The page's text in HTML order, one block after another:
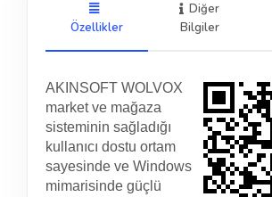
Özellikler
Diğer
Bilgiler
AKINSOFT WOLVOX
market ve mağaza
sisteminin sağladığı
kullanıcı dostu ortam
sayesinde ve Windows
mimarisinde güçlü